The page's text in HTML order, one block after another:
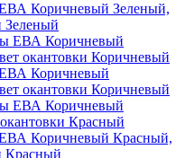
Коричневый Зеленый,
Зеленый
ЕВА Коричневый
окантовки Коричневый
ЕВА Коричневый Красный,
Красный